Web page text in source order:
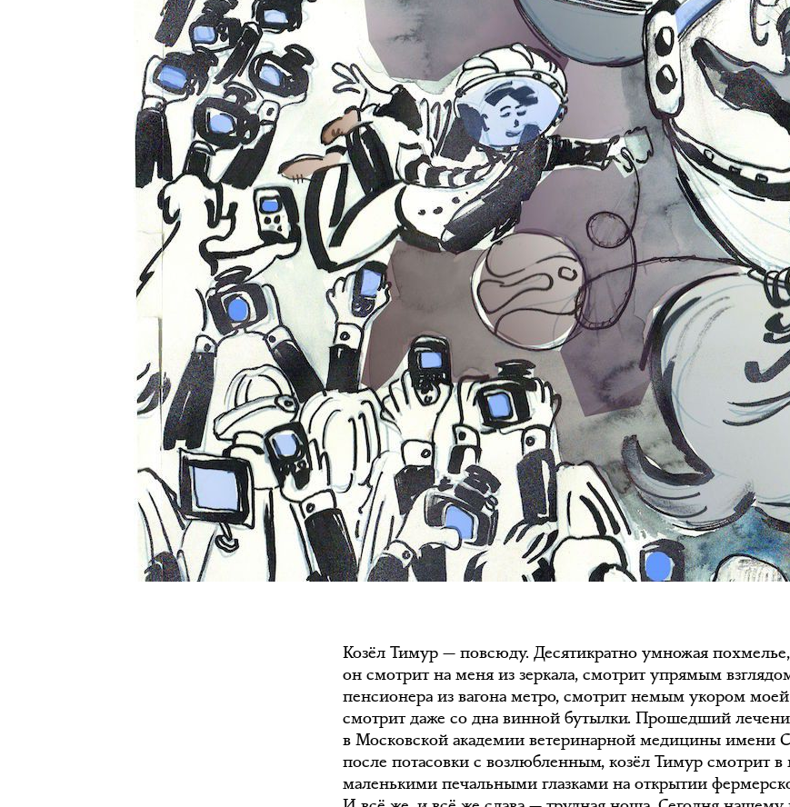
Козёл Тимур — повсюду. Десятикратно умножая похмелье,
он смотрит на меня из зеркала, смотрит упрямым
пенсионера из вагона метро, смотрит немым укором
смотрит даже со дна винной бутылки. Прошедший
в Московской академии ветеринарной медицины имени
после потасовки с возлюбленным, козёл Тимур смотрит в
маленькими печальными глазками на открытии